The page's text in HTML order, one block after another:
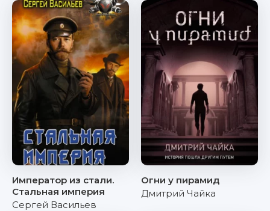
Император из стали.
Стальная империя
Сергей Васильев
Огни у пирамид
Дмитрий Чайка